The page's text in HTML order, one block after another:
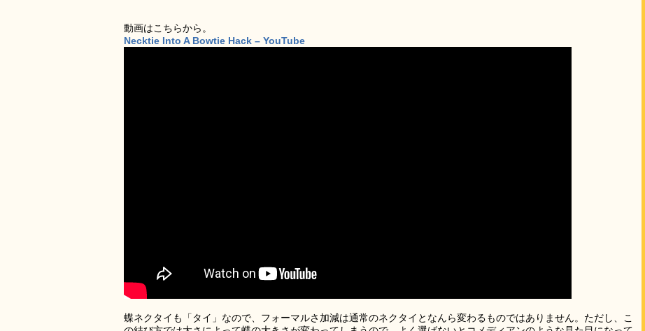
動画はこちらから。
Necktie Into A Bowtie Hack – YouTube
蝶ネクタイも「タイ」なので、フォーマルさ加減は通常のネクタイとなんら変わるものではありません。ただし、こ